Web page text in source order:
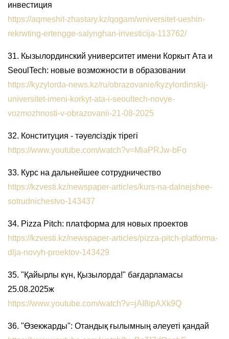
инвестиция
https://aqmeshit-zhastary.kz/qogam/wniversitet-ueshin-
rekrwting-ertengge-salynghan-investicija-113762/
31. Кызылординский университет имени Коркыт Ата и
SeoulTech: новые возможности в образовании
https://kyzylorda-news.kz/ru/obrazovanie/kyzylordinskij-
universitet-imeni-korkyt-ata-i-seoultech-novye-
vozmozhnosti-v-obrazovanii-21-08-2025
32. Конституция - тәуелсіздік тірегі
https://www.youtube.com/watch?v=MiaPRJw-bFo
33. Курс на дальнейшее сотрудничество
https://kzvesti.kz/newspaper-articles/kurs-na-dalnejshee-
sotrudnichestvo-143437
34. Pizza Pitch: платформа для новых проектов
https://kzvesti.kz/newspaper-articles/pizza-pitch-platforma-
dlja-novyh-proektov-143429
35. "Қайырлы күн, Қызылорда!" бағдарламасы
25.08.2025ж
https://www.youtube.com/watch?v=jAI8ipAXk9Q
36. "Өзекжарды": Отандық ғылымның әлеуеті қандай